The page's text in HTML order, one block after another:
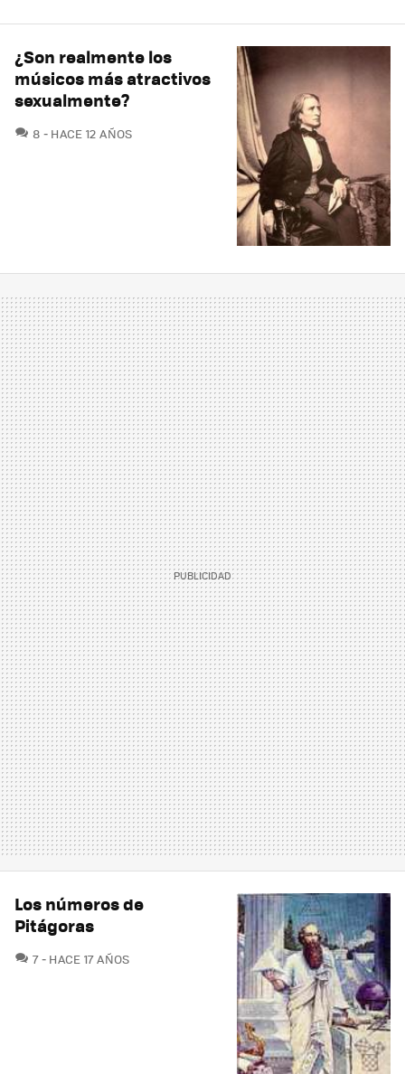
¿Son realmente los
músicos más atractivos
sexualmente?
8 COMENTARIOS
HACE 12 AÑOS
Los números de
Pitágoras
7COMENTARIOS
HACE 17 AÑOS